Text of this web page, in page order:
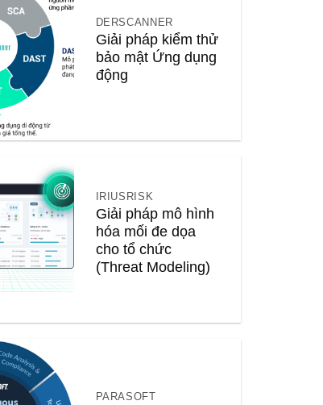
DERSCANNER
Giải pháp kiểm thử
bảo mật Ứng dụng
động
IRIUSRISK
Giải pháp mô hình
hóa mối đe dọa
cho tổ chức
(Threat Modeling)
PARASOFT